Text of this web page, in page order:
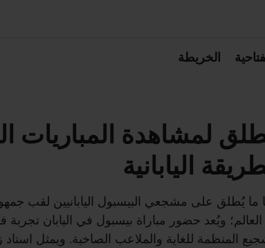
الخريطة
لمشاهدة المباريات
اليابانية
ما يُطلق على مشجعي البيسبول اليابانيين لقب
ويُعد حضور مباراة بيسبول في اليابان
المنظمة للغاية والملاعب الصاخبة. ويمثل